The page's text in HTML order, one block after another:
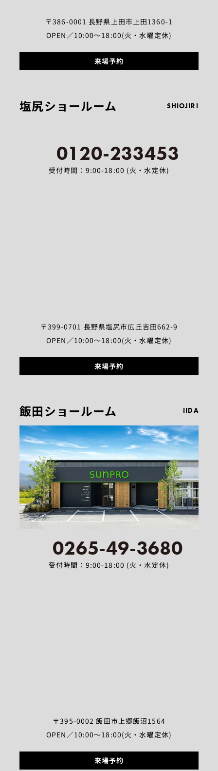
〒386-0001 長野県上田市上田1360-1
OPEN／10:00～18:00(火・水曜定休)
来場予約
塩尻ショールーム SHIOJIRI
0120-233453
受付時間：9:00-18:00 (火・水定休)
〒399-0701 長野県塩尻市広丘吉田662-9
OPEN／10:00～18:00(火・水曜定休)
来場予約
飯田ショールーム IIDA
0265-49-3680
受付時間：9:00-18:00 (火・水定休)
〒395-0002 飯田市上郷飯沼1564
OPEN／10:00～18:00(火・水曜定休)
来場予約